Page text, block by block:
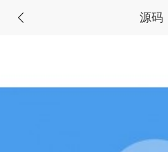
源码